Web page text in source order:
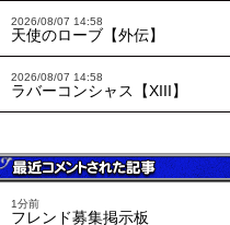
2026/08/07 14:58
天使のローブ【外伝】
2026/08/07 14:58
ラバーコンシャス【XIII】
1分前
フレンド募集掲示板